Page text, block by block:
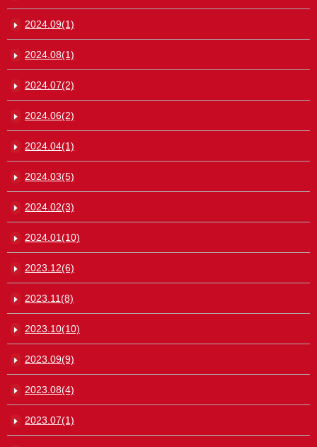
2024.09(1)
2024.08(1)
2024.07(2)
2024.06(2)
2024.04(1)
2024.03(5)
2024.02(3)
2024.01(10)
2023.12(6)
2023.11(8)
2023.10(10)
2023.09(9)
2023.08(4)
2023.07(1)